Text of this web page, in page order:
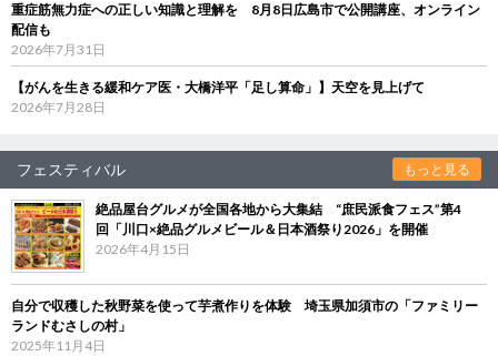
重症筋無力症への正しい知識と理解を 8月8日広島市で公開講座、オンライン
配信も
2026年7月31日
【がんを生きる緩和ケア医・大橋洋平「足し算命」】天空を見上げて
2026年7月28日
フェスティバル もっと見る
絶品屋台グルメが全国各地から大集結 “庶民派食フェス”第4
回「川口×絶品グルメビール＆日本酒祭り2026」を開催
2026年4月15日
自分で収穫した秋野菜を使って芋煮作りを体験 埼玉県加須市の「ファミリー
ランドむさしの村」
2025年11月4日